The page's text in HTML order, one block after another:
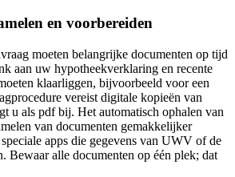
en voorbereiden
moeten belangrijke documenten op tijd
aan uw hypotheekverklaring en recente
klaarliggen, bijvoorbeeld voor een
vereist digitale kopieën van
u als pdf bij. Het automatisch ophalen van
van documenten gemakkelijker
apps die gegevens van UWV of de
Bewaar alle documenten op één plek; dat